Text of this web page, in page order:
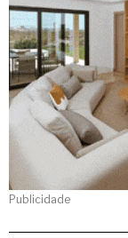
Publicidade